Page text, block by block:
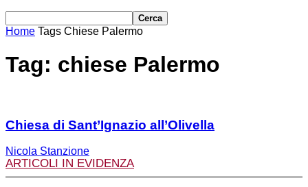
Home Tags Chiese Palermo
Tag: chiese Palermo
Chiesa di Sant’Ignazio all’Olivella
Nicola Stanzione
ARTICOLI IN EVIDENZA